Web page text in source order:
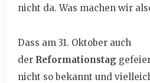
nicht da. Was machen wir
Dass am 31. Oktober auch
der Reformationstag
nicht so bekannt und